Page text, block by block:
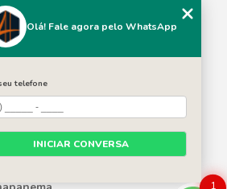
Serra
1
Olá! Fale agora pelo WhatsApp
telefone
INICIAR CONVERSA